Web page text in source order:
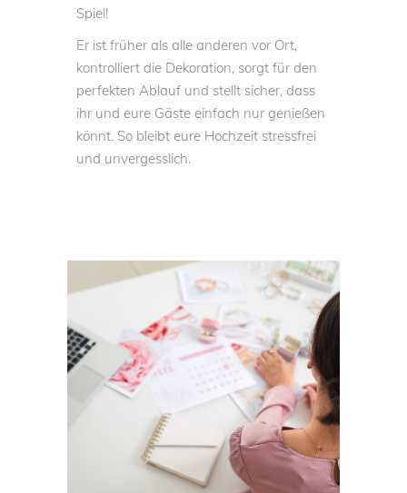
Spiel!
Er ist früher als alle anderen vor Ort,
kontrolliert die Dekoration, sorgt für den
perfekten Ablauf und stellt sicher, dass
ihr und eure Gäste einfach nur genießen
könnt. So bleibt eure Hochzeit stressfrei
und unvergesslich.